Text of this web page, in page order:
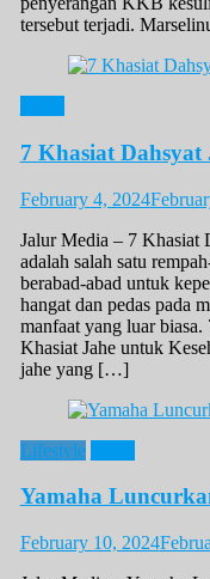
tersebut terjadi.
7 Khasiat Dahsyat
February 4, 2024
Jalur Media – 7 Khasiat
adalah salah satu
berabad-abad untuk
hangat dan pedas pada
manfaat yang luar
Khasiat Jahe untuk
jahe yang […]
Lifestyle
Yamaha
February 10, 2024